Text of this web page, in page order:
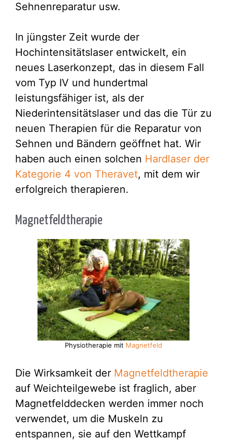
Sehnenreparatur usw.
In jüngster Zeit wurde der
Hochintensitätslaser entwickelt, ein
neues Laserkonzept, das in diesem Fall
vom Typ IV und hundertmal
leistungsfähiger ist, als der
Niederintensitätslaser und das die Tür zu
neuen Therapien für die Reparatur von
Sehnen und Bändern geöffnet hat. Wir
haben auch einen solchen Hardlaser der
Kategorie 4 von Theravet, mit dem wir
erfolgreich therapieren.
Magnetfeldtherapie
Physiotherapie mit Magnetfeld
Die Wirksamkeit der Magnetfeldtherapie
auf Weichteilgewebe ist fraglich, aber
Magnetfelddecken werden immer noch
verwendet, um die Muskeln zu
entspannen, sie auf den Wettkampf